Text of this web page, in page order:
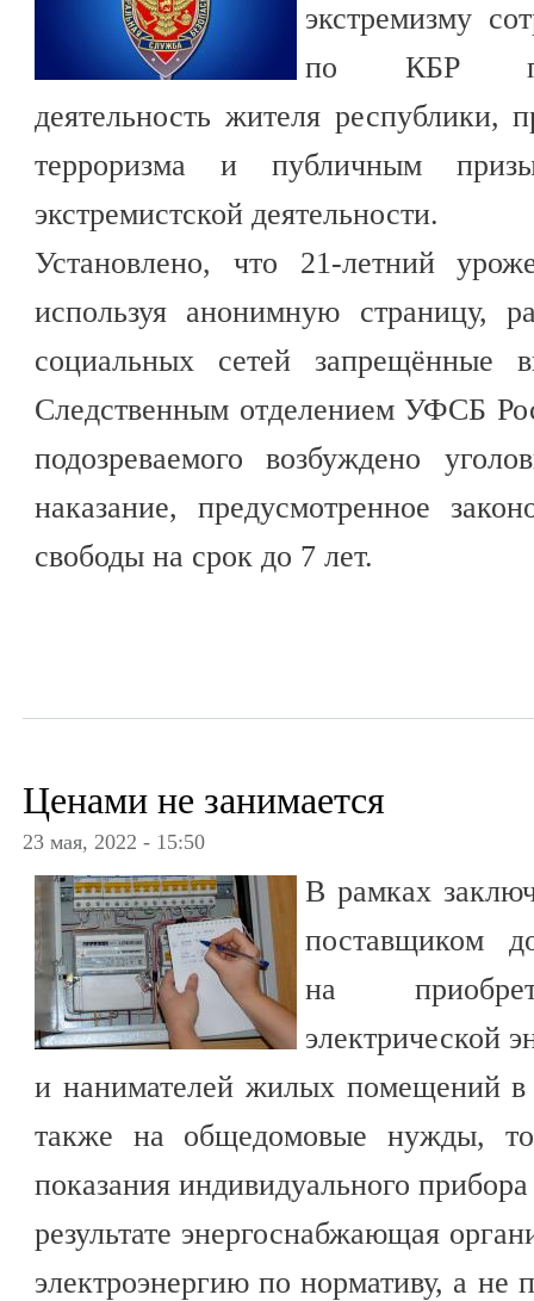
экстремизму
по КБР
деятельность жителя республики,
терроризма и публичным
экстремистской деятельности.
Установлено, что 21-летний
используя анонимную страницу,
социальных сетей запрещённые
Следственным отделением УФСБ
подозреваемого возбуждено
наказание, предусмотренное
свободы на срок до 7 лет.
Ценами не занимается
23 мая, 2022 - 15:50
В рамках
поставщиком
на
электрической
и нанимателей жилых помещений в
также на общедомовые нужды,
показания индивидуального
результате энергоснабжающая
электроэнергию по нормативу, а не